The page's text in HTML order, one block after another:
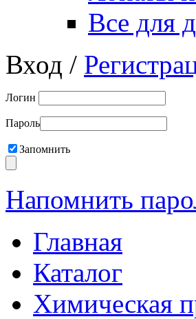
Все для
Вход /
Логин
Пароль
Запомнить
Напомнить
Главная
Каталог
Химическая